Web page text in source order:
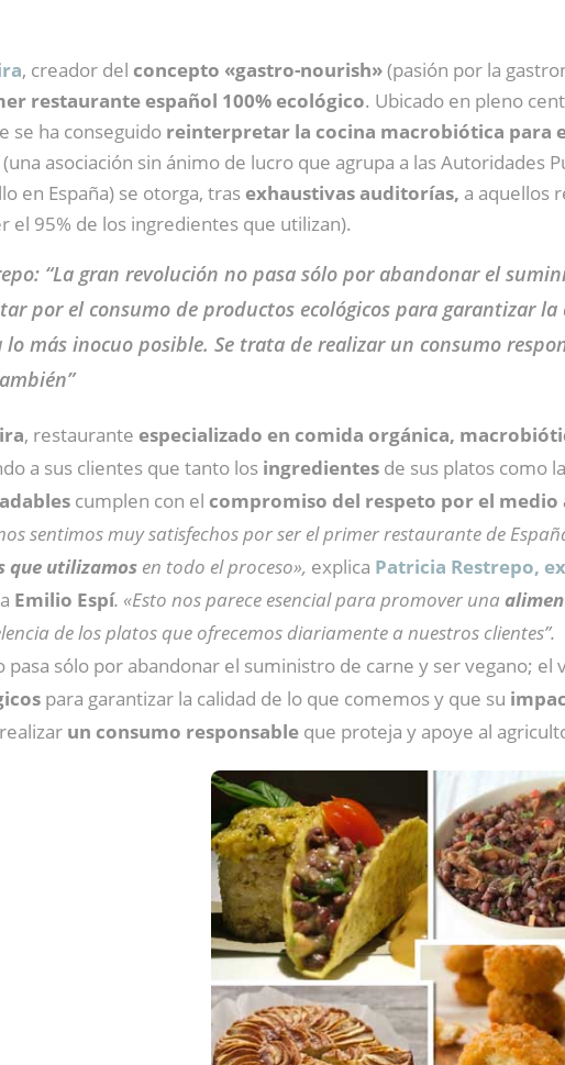
, creador del concepto «gastro-nourish»(pasión por la
restaurante español 100% ecológico. Ubicado en pleno
se ha conseguido reinterpretar la cocina macrobiótica para
asociación sin ánimo de lucro que agrupa a las Autoridades
en España) se otorga, trasexhaustivas auditorías, a aquellos
el 95% de los ingredientes que utilizan).
“La gran revolución no pasa sólo por abandonar el
por el consumo de productos ecológicos para garantizar
lo más inocuo posible. Se trata de realizar un consumo
, restaurante especializado en comida orgánica,
a sus clientes que tanto los ingredientes de sus platos como
cumplen con el compromiso del respeto por el medio
sentimos muy satisfechos por ser el primer restaurante de
que utilizamos en todo el proceso», explica Patricia Restrepo,
Emilio Espí. «Esto nos parece esencial para promover una
de los platos que ofrecemos diariamente a nuestros clientes”.
pasa sólo por abandonar el suministro de carne y ser vegano;
para garantizar la calidad de lo que comemos y que su
un consumo responsable que proteja y apoye al